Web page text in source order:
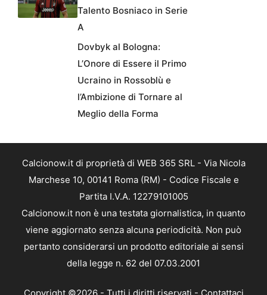
Talento Bosniaco in Serie
A
Dovbyk al Bologna:
L’Onore di Essere il Primo
Ucraino in Rossoblù e
l’Ambizione di Tornare al
Meglio della Forma
Calcionow.it di proprietà di WEB 365 SRL - Via Nicola
Marchese 10, 00141 Roma (RM) - Codice Fiscale e
Partita I.V.A. 12279101005
Calcionow.it non è una testata giornalistica, in quanto
viene aggiornato senza alcuna periodicità. Non può
pertanto considerarsi un prodotto editoriale ai sensi
della legge n. 62 del 07.03.2001